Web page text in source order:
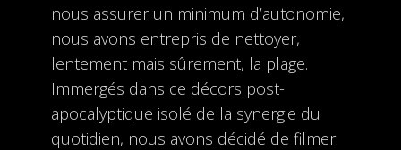
nous assurer un minimum d’autonomie,
nous avons entrepris de nettoyer,
lentement mais sûrement, la plage.
Immergés dans ce décors post-
apocalyptique isolé de la synergie du
quotidien, nous avons décidé de filmer